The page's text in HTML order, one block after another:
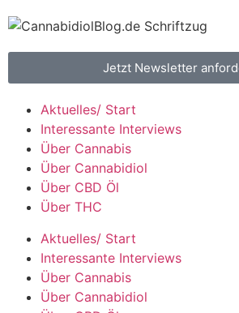
Jetzt Newsletter
Aktuelles/ Start
Interessante Interviews
Über Cannabis
Über Cannabidiol
Über CBD Öl
Über THC
Aktuelles/ Start
Interessante Interviews
Über Cannabis
Über Cannabidiol